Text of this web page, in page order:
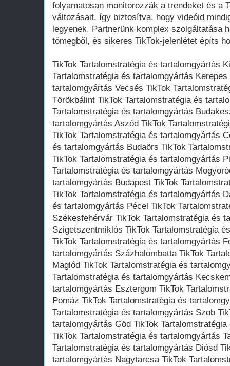
folyamatosan monitorozzák a trendeket és a
változásait, így biztosítva, hogy videóid
legyenek. Partnerünk komplex szolgáltatása
tömegből, és sikeres TikTok-jelenlétet építs
TikTok Tartalomstratégia és tartalomgyártás
Tartalomstratégia és tartalomgyártás
tartalomgyártás Vecsés TikTok
Törökbálint TikTok Tartalomstratégia és
Tartalomstratégia és tartalomgyártás
tartalomgyártás Aszód TikTok
TikTok Tartalomstratégia és tartalomgyártás
és tartalomgyártás Budaörs TikTok
TikTok Tartalomstratégia és tartalomgyártás
Tartalomstratégia és tartalomgyártás
tartalomgyártás Budapest TikTok
TikTok Tartalomstratégia és tartalomgyártás
és tartalomgyártás Pécel TikTok
Székesfehérvár TikTok Tartalomstratégia és
Szigetszentmiklós TikTok Tartalomstratégia
TikTok Tartalomstratégia és tartalomgyártás
tartalomgyártás Százhalombatta TikTok
Maglód TikTok Tartalomstratégia és
Tartalomstratégia és tartalomgyártás
tartalomgyártás Esztergom TikTok
Pomáz TikTok Tartalomstratégia és
Tartalomstratégia és tartalomgyártás Szob
tartalomgyártás Göd TikTok
TikTok Tartalomstratégia és tartalomgyártás
Tartalomstratégia és tartalomgyártás Diósd
tartalomgyártás Nagytarcsa TikTok